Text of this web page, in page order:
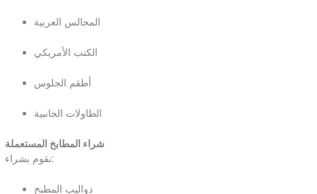
المجالس العربية
الكنب الأمريكي
أطقم الجلوس
الطاولات الجانبية
شراء المطابخ المستعملة
نقوم بشراء:
دواليب المطبخ